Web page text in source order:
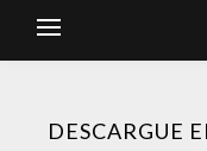
DESCARGUE